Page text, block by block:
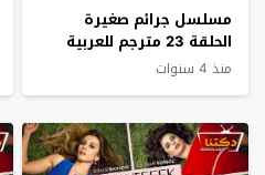
مسلسل جرائم صغيرة
الحلقة 23 مترجم للعربية
منذ 4 سنوات